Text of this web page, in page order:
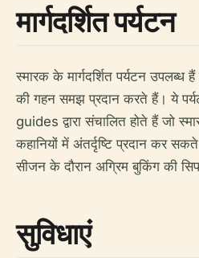
मार्गदर्शित पर्यटन
स्मारक के मार्गदर्शित पर्यटन
की गहन समझ प्रदान करते हैं। ये
guides द्वारा संचालित होते हैं जो
कहानियों में अंतर्दृष्टि प्रदान कर
सीजन के दौरान अग्रिम बुकिंग की
सुविधाएं